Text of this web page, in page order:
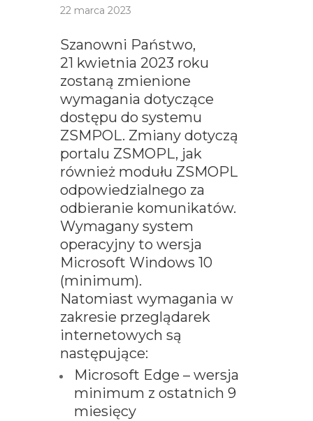
22 marca 2023
Szanowni Państwo,
21 kwietnia 2023 roku
zostaną zmienione
wymagania dotyczące
dostępu do systemu
ZSMPOL. Zmiany dotyczą
portalu ZSMOPL, jak
również modułu ZSMOPL
odpowiedzialnego za
odbieranie komunikatów.
Wymagany system
operacyjny to wersja
Microsoft Windows 10
(minimum).
Natomiast wymagania w
zakresie przeglądarek
internetowych są
następujące:
Microsoft Edge – wersja
minimum z ostatnich 9
miesięcy